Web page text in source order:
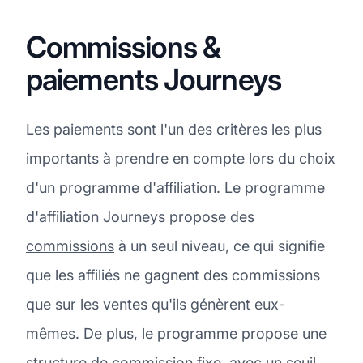
Commissions &
paiements Journeys
Les paiements sont l'un des critères les plus
importants à prendre en compte lors du choix
d'un programme d'affiliation. Le programme
d'affiliation Journeys propose des
commissions à un seul niveau, ce qui signifie
que les affiliés ne gagnent des commissions
que sur les ventes qu'ils génèrent eux-
mêmes. De plus, le programme propose une